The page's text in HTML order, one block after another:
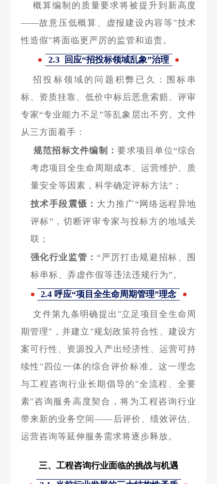
概算编制的质量要求将被提升到新高度
——故意压低概算、虚报建设内容等"技术
性造假"将面临更严厉的监管和追责。
2.3 回应“招投标领域乱象”治理
招投标领域的问题积弊已久：围标串
标、资质挂靠、低价中标后恶意索赔、评审
专家“专业能力不足”等乱象层出不穷。文件
从三方面着手：
规范招标文件编制：要求项目单位“综合
考虑项目全生命周期成本、运营维护、质
量安全等因素，科学确定评标方法”；
技术手段震慑： 大力推广“网络远程异地
评标”，切断评审专家与投标方的地域关
联；
强化行业监管： “严厉打击规避招标、围
标串标、弄虚作假等违法违规行为”。
2.4 呼应“项目全生命周期管理”理念
文件第九条明确提出"立足项目全生命周
期管理"，并建立"规划政策符合性、建设方
案可行性、资源投入产出经济性、运营可持
续性"四位一体的综合评价标准。这一理念
与工程咨询行业长期倡导的"全流程、全要
素"咨询服务高度契合，将为工程咨询行业
带来新的业务空间——后评价、绩效评估、
运营咨询等延伸服务需求将逐步释放。
三、工程咨询行业面临的挑战与机遇